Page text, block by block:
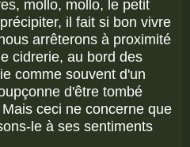
mollo, mollo, le petit
il fait si bon vivre
arrêterons à proximité
cidrerie, au bord des
comme souvent d'un
d'être tombé
ceci ne concerne que
le à ses sentiments